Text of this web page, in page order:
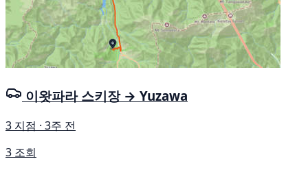
이왓파라 스키장 → Yuzawa
3 지점 · 3주 전
3 조회